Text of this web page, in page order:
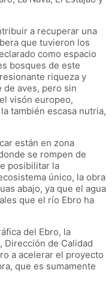
a recuperar una
que tuvieron los
como espacio
bosques de este
riqueza y
aves, pero sin
visón europeo,
también escasa nutria,
están en zona
se rompen de
posibilitar la
único, la obra
abajo, ya que el agua
que el río Ebro ha
del Ebro, la
Dirección de Calidad
a acelerar el proyecto
que es sumamente